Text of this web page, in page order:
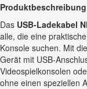
Produktbeschreibung
Das USB-Ladekabel
alle, die eine
Konsole suchen. Mit
Gerät mit USB-
Videospielkonsolen
ohne einen speziellen